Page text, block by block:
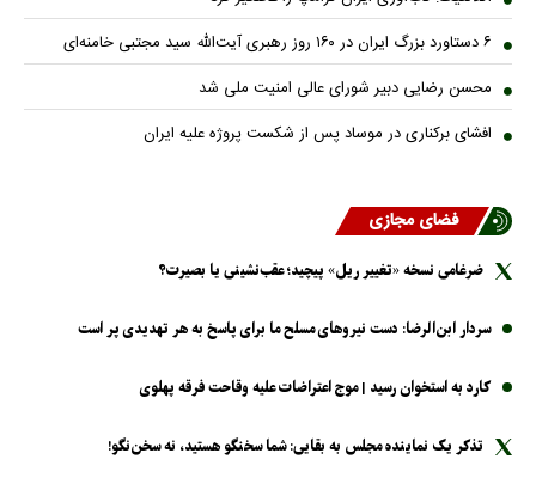
۶ دستاورد بزرگ ایران در ۱۶۰ روز رهبری آیت‌الله سید مجتبی خامنه‌ای
محسن رضایی دبیر شورای عالی امنیت ملی شد
افشای برکناری در موساد پس از شکست پروژه علیه ایران
فضای مجازی
ضرغامی نسخه «تغییر ریل» پیچید؛ عقب‌نشینی یا بصیرت؟
سردار ابن‌الرضا: دست نیرو‌های مسلح ما برای پاسخ به هر تهدیدی پر است
کارد به استخوان رسید | موج اعتراضات علیه وقاحت فرقه پهلوی
تذکر یک نماینده مجلس به بقایی: شما سخنگو هستید، نه سخن‌نگو!